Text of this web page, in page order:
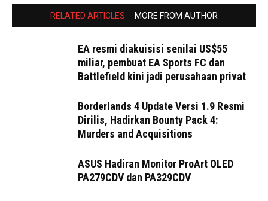
RELATED ARTICLES MORE FROM AUTHOR
EA resmi diakuisisi senilai US$55
miliar, pembuat EA Sports FC dan
Battlefield kini jadi perusahaan privat
Borderlands 4 Update Versi 1.9 Resmi
Dirilis, Hadirkan Bounty Pack 4:
Murders and Acquisitions
ASUS Hadiran Monitor ProArt OLED
PA279CDV dan PA329CDV